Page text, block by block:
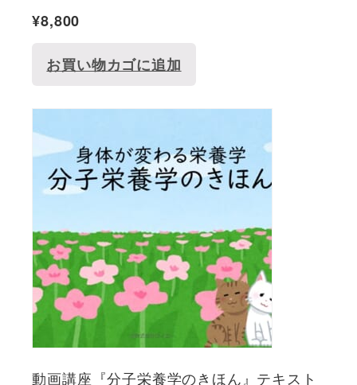
¥8,800
お買い物カゴに追加
動画講座『分子栄養学のきほん』テキスト